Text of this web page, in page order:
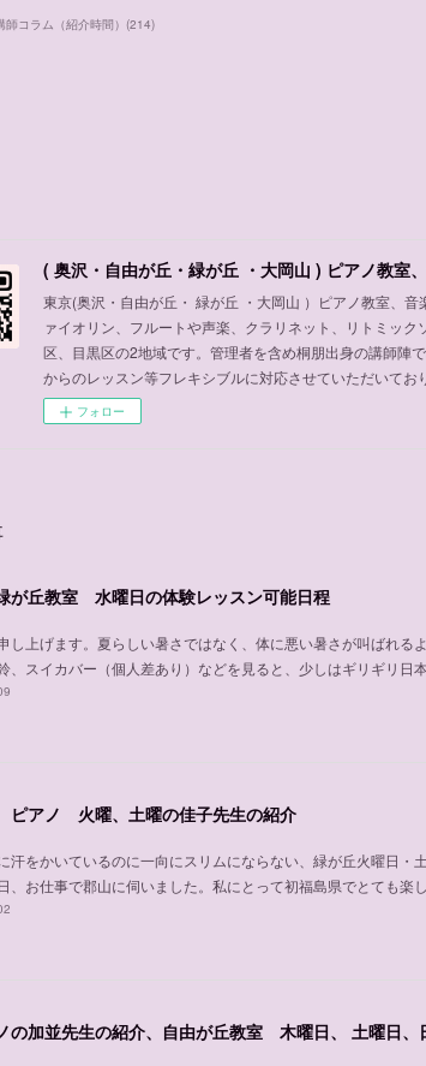
コラム（紹介時間） (214)
( 奥沢・自由が丘・緑が丘 ・大岡山 ) ピアノ教室
東京(奥沢・自由が丘・ 緑が丘 ・大岡山 ）ピアノ教室、
ァイオリン、フルートや声楽、クラリネット、リトミッ
区、目黒区の2地域です。管理者を含め桐朋出身の講師陣
からのレッスン等フレキシブルに対応させていただいてお
フォロー
が丘教室 水曜日の体験レッスン可能日程
し上げます。夏らしい暑さではなく、体に悪い暑さが叫ばれる
、スイカバー（個人差あり）などを見ると、少しはギリギリ日
アノ 火曜、土曜の佳子先生の紹介
汗をかいているのに一向にスリムにならない、緑が丘火曜日・
、お仕事で郡山に伺いました。私にとって初福島県でとても楽